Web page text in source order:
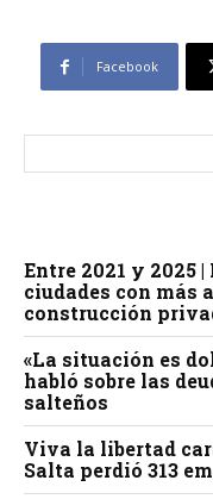
Facebook
Entre 2021 y 2025
ciudades con más
construcción
«La situación es
habló sobre las
salteños
Viva la libertad
Salta perdió 313